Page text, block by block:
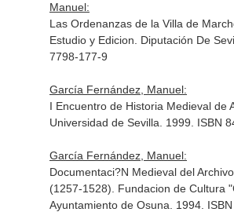
Manuel:
Las Ordenanzas de la Villa de
Estudio y Edicion. Diputación De
7798-177-9
García Fernández, Manuel:
I Encuentro de Historia Medieval de
Universidad de Sevilla. 1999. ISBN
García Fernández, Manuel:
Documentaci?N Medieval del
(1257-1528). Fundacion de Cultura
Ayuntamiento de Osuna. 1994.